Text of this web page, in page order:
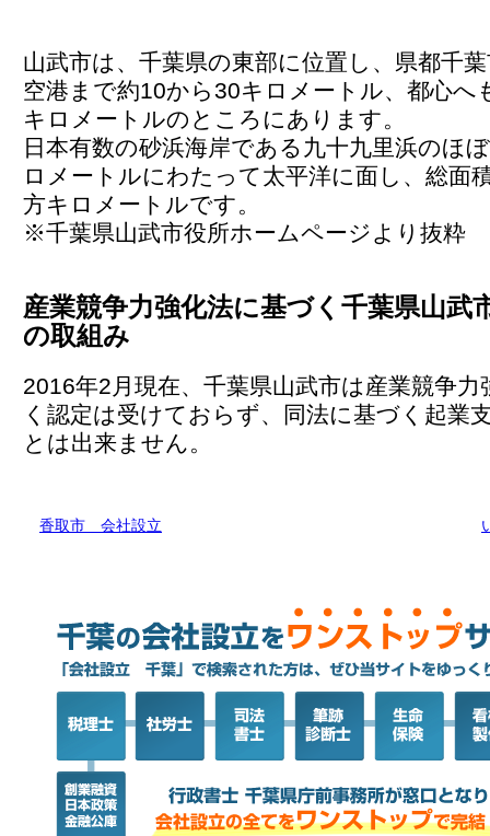
山武市は、千葉県の東部に位置し、県都千
空港まで約10から30キロメートル、都心へ
キロメートルのところにあります。
日本有数の砂浜海岸である九十九里浜のほ
ロメートルにわたって太平洋に面し、総面
方キロメートルです。
※千葉県山武市役所ホームページより抜粋
産業競争力強化法に基づく千葉県山武
の取組み
2016年2月現在、千葉県山武市は産業競争力
く認定は受けておらず、同法に基づく起業
とは出来ません。
香取市 会社設立